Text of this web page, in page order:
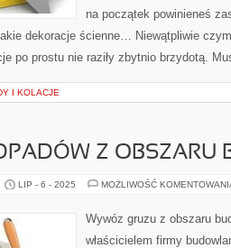
na początek powinieneś
dekoracje ścienne… Niewątpliwie
po prostu nie raziły zbytnio brzydotą.
I KOLACJE
Z OBSZARU
LIP - 6 - 2025 MOŻLIWOŚĆ
Wywóz gruzu z obszaru
właścicielem firmy